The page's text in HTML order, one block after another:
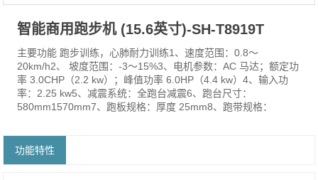
智能商用跑步机 (15.6英寸)-SH-T8919T
主要功能 跑步训练，心肺耐力训练1、速度范围：0.8～
20km/h2、 坡度范围：-3～15%3、电机参数：AC 马达；额定功
率 3.0CHP（2.2 kw）；峰值功率 6.0HP（4.4 kw）4、输入功
率：2.25 kw5、减震系统：全跑台减震6、跑台尺寸：
580mm1570mm7、跑板规格：厚度 25mm8、跑带规格：
功能特性